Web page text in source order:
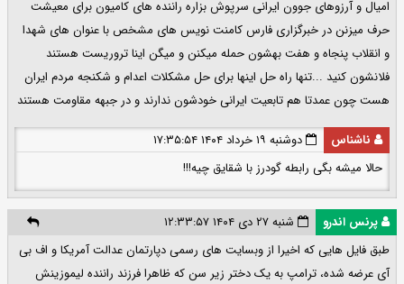
امیال و آرزوهای جوون ایرانی سرپوش بزاره راننده های کامیون برای معیشت
حرف میزنن در خبرگزاری فارس کامنت نویس های مشخص با عنوان های شهدا
و انقلاب پنجاه و هفت بهشون حمله میکنن و میگن اینا تروریست هستند
فلانشون کنید ...تنها راه حل اینها برای حل مشکلات اعدام و شکنجه مردم ایران
هست چون عمدتا هم تابعیت ایرانی خودشون ندارند و در جبهه مقاومت هستند
ناشناس
دوشنبه ۱۹ خرداد ۱۴۰۴ ۱۷:۳۵:۵۴
حالا میشه بگی رابطه گودرز با شقایق چیه!!!
پرنس اندرو
شنبه ۲۷ دی ۱۴۰۴ ۱۲:۳۳:۵۷
طبق فایل هایی که اخیرا از وبسایت های رسمی دپارتمان عدالت آمریکا و اف بی
آی عرضه شده، ترامپ به یک دختر زیر سن که ظاهرا فرزند راننده لیموزینش